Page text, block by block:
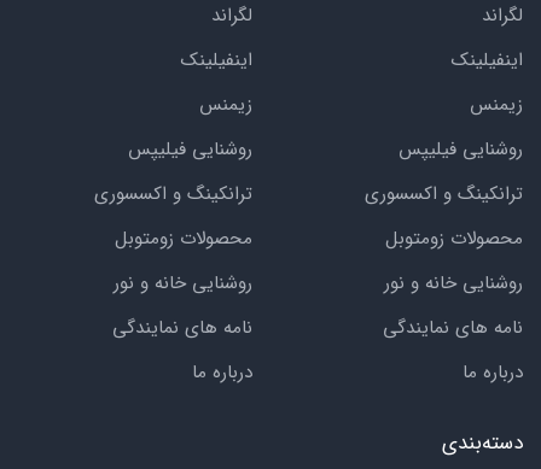
لگراند
اینفیلینک
زیمنس
روشنایی فیلیپس
ترانکینگ و اکسسوری
محصولات زومتوبل
روشنایی خانه و نور
نامه های نمایندگی
درباره ما
لگراند
اینفیلینک
زیمنس
روشنایی فیلیپس
ترانکینگ و اکسسوری
محصولات زومتوبل
روشنایی خانه و نور
نامه های نمایندگی
درباره ما
دسته‌بندی